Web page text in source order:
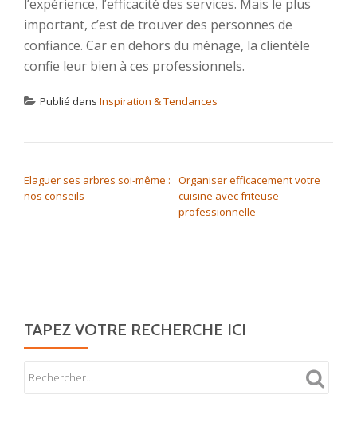
l’expérience, l’efficacité des services. Mais le plus
important, c’est de trouver des personnes de
confiance. Car en dehors du ménage, la clientèle
confie leur bien à ces professionnels.
Publié dans Inspiration & Tendances
Elaguer ses arbres soi-même :
nos conseils
Organiser efficacement votre
cuisine avec friteuse
professionnelle
TAPEZ VOTRE RECHERCHE ICI